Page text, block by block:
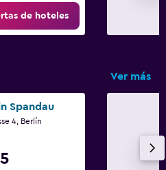
de hoteles
Ver más
Spandau
4, Berlín